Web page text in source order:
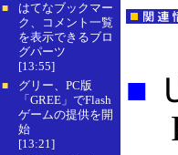
■
はてなブックマー
ク、コメント一覧
を表示できるブロ
グパーツ
[13:55]
■
グリー、PC版
「GREE」でFlash
ゲームの提供を開
始
[13:21]
■